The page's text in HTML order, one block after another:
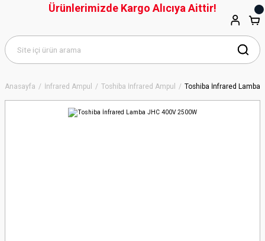
Anasayfa İnfrared Ampul Toshiba İnfrared Ampul Toshiba İnfrared Lamba
Ürünlerimizde Kargo Alıcıya Aittir!